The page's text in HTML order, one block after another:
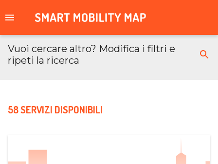
Vuoi cercare altro? Modifica i filtri e
ripeti la ricerca
58 SERVIZI DISPONIBILI